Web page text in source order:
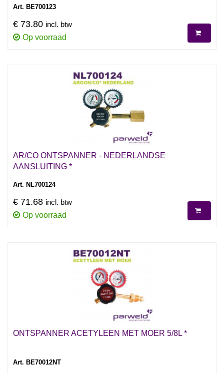
Art. BE700123
€ 73.80 incl. btw
Op voorraad
AR/CO ONTSPANNER - NEDERLANDSE
AANSLUITING *
Art. NL700124
€ 71.68 incl. btw
Op voorraad
ONTSPANNER ACETYLEEN MET MOER 5/8L *
Art. BE70012NT